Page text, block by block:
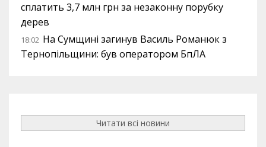
сплатить 3,7 млн грн за незаконну порубку
дерев
18:02 На Сумщині загинув Василь Романюк з
Тернопільщини: був оператором БпЛА
Читати всі новини